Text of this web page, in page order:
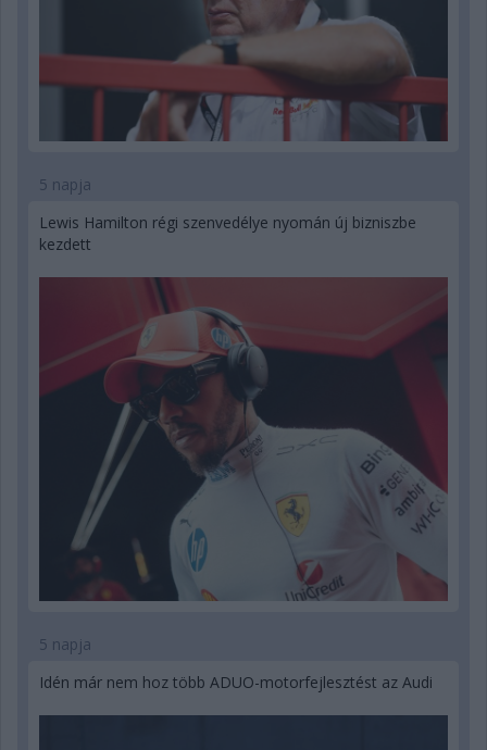
5 napja
Lewis Hamilton régi szenvedélye nyomán új bizniszbe
kezdett
5 napja
Idén már nem hoz több ADUO-motorfejlesztést az Audi